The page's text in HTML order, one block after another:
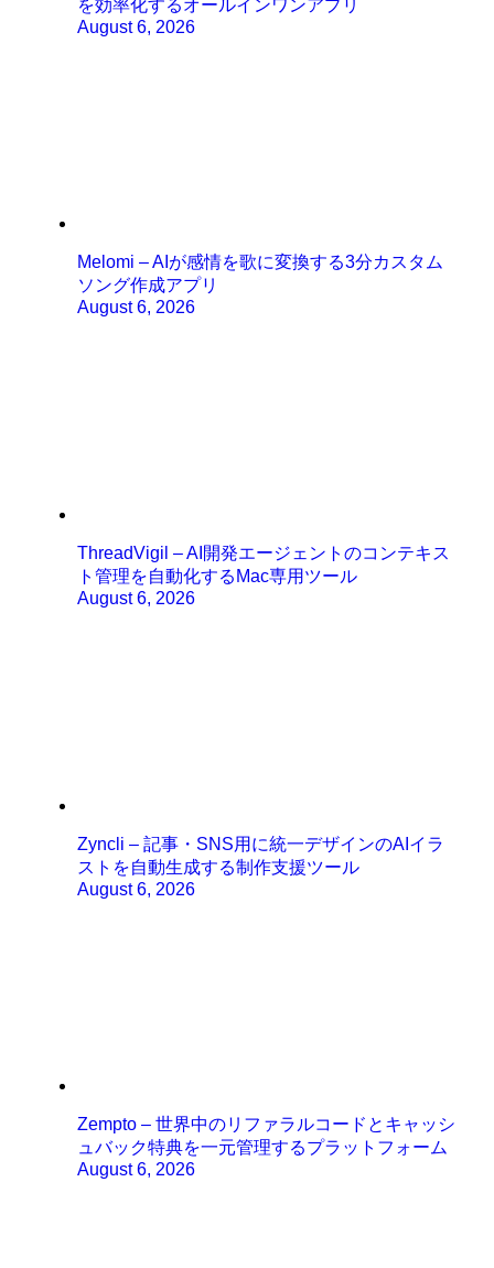
を効率化するオールインワンアプリ
August 6, 2026
Melomi – AIが感情を歌に変換する3分カスタム
ソング作成アプリ
August 6, 2026
ThreadVigil – AI開発エージェントのコンテキス
ト管理を自動化するMac専用ツール
August 6, 2026
Zyncli – 記事・SNS用に統一デザインのAIイラ
ストを自動生成する制作支援ツール
August 6, 2026
Zempto – 世界中のリファラルコードとキャッシ
ュバック特典を一元管理するプラットフォーム
August 6, 2026